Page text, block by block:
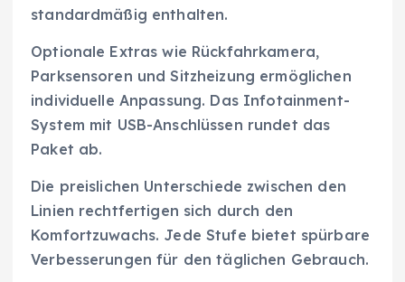
standardmäßig enthalten.
Optionale Extras wie Rückfahrkamera,
Parksensoren und Sitzheizung ermöglichen
individuelle Anpassung. Das Infotainment-
System mit USB-Anschlüssen rundet das
Paket ab.
Die preislichen Unterschiede zwischen den
Linien rechtfertigen sich durch den
Komfortzuwachs. Jede Stufe bietet spürbare
Verbesserungen für den täglichen Gebrauch.